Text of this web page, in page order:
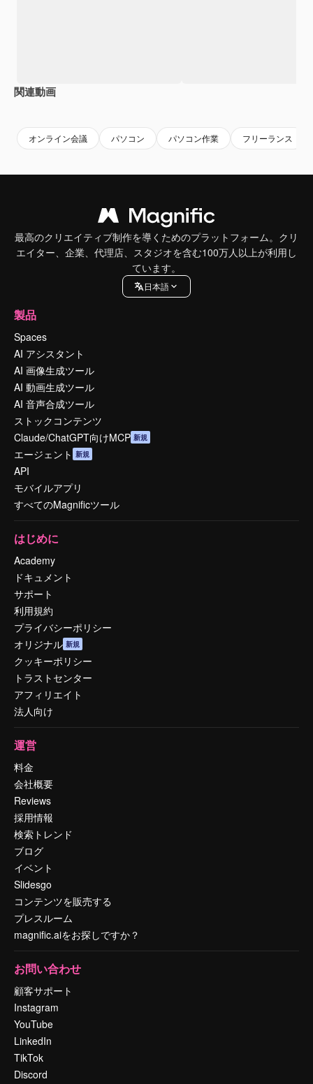
関連動画
オンライン会議 パソコン パソコン作業 フリーランス
最高のクリエイティブ制作を導くためのプラットフォーム。クリ
エイター、企業、代理店、スタジオを含む100万人以上が利用し
ています。
日本語
製品
Spaces
AI アシスタント
AI 画像生成ツール
AI 動画生成ツール
AI 音声合成ツール
ストックコンテンツ
Claude/ChatGPT向けMCP 新規
エージェント 新規
API
モバイルアプリ
すべてのMagnificツール
はじめに
Academy
ドキュメント
サポート
利用規約
プライバシーポリシー
オリジナル 新規
クッキーポリシー
トラストセンター
アフィリエイト
法人向け
運営
料金
会社概要
Reviews
採用情報
検索トレンド
ブログ
イベント
Slidesgo
コンテンツを販売する
プレスルーム
magnific.aiをお探しですか？
お問い合わせ
顧客サポート
Instagram
YouTube
LinkedIn
TikTok
Discord